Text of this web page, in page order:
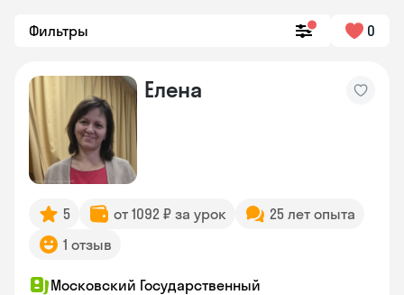
Фильтры 0
Елена
5 от 1092 ₽ за урок
25 лет опыта
1 отзыв
Московский Государственный